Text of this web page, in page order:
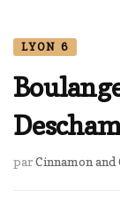
LYON 6
parCinnamon and